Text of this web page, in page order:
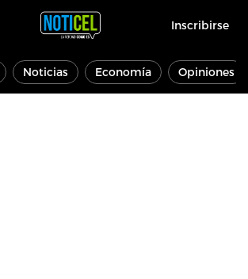
Inscribirse
Noticias Economía Opiniones